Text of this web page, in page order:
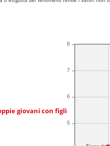
giovani con figli
5
6
7
8